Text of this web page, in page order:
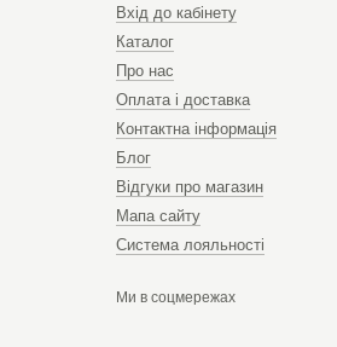
Вхід до кабінету
Каталог
Про нас
Оплата і доставка
Контактна інформація
Блог
Відгуки про магазин
Мапа сайту
Система лояльності
Ми в соцмережах